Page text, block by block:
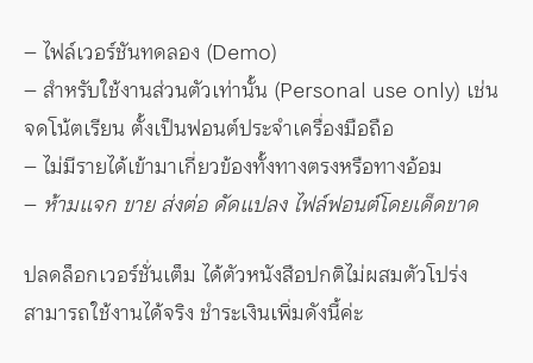
– ไฟล์เวอร์ชันทดลอง (Demo)
– สำหรับใช้งานส่วนตัวเท่านั้น (Personal use only) เช่น
จดโน้ตเรียน ตั้งเป็นฟอนต์ประจำเครื่องมือถือ
– ไม่มีรายได้เข้ามาเกี่ยวข้องทั้งทางตรงหรือทางอ้อม
– ห้ามแจก ขาย ส่งต่อ ดัดแปลง ไฟล์ฟอนต์โดยเด็ดขาด
ปลดล็อกเวอร์ชั่นเต็ม ได้ตัวหนังสือปกติไม่ผสมตัวโปร่ง
สามารถใช้งานได้จริง ชำระเงินเพิ่มดังนี้ค่ะ